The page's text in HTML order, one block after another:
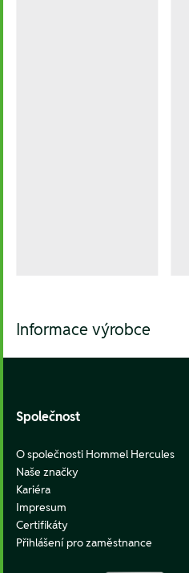
Informace výrobce
Společnost
O společnosti Hommel Hercules
Naše značky
Kariéra
Impresum
Certifikáty
Přihlášení pro zaměstnance